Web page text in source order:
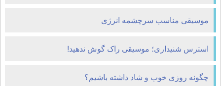
موسیقی مناسب سرچشمه انرژی
استرس شنیداری؛ موسیقی راک گوش ندهید!
چگونه روزی خوب و شاد داشته باشیم؟